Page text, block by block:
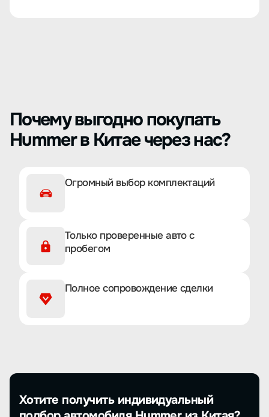
Почему выгодно покупать
Hummer в Китае через нас?
Огромный выбор комплектаций
Только проверенные авто с
пробегом
Полное сопровождение сделки
Хотите получить индивидуальный